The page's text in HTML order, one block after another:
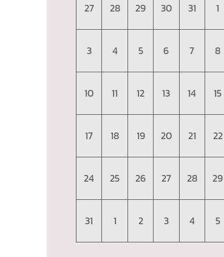
27 28 29 30 31 1
3 4 5 6 7 8
10 11 12 13 14 15
17 18 19 20 21 22
24 25 26 27 28 29
31 1 2 3 4 5